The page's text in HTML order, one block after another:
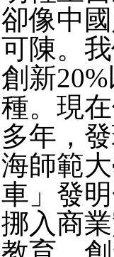
卻像中
可陳。
創新
種。現
多年，
海師範
車」發
挪入商